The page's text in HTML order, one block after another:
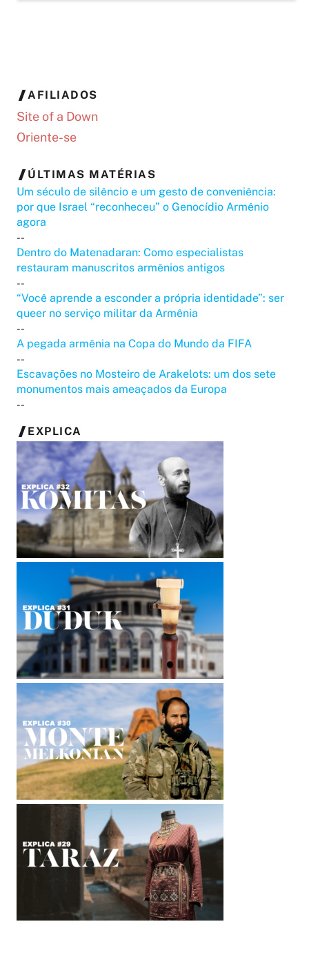
AFILIADOS
Site of a Down
Oriente-se
ÚLTIMAS MATÉRIAS
Um século de silêncio e um gesto de conveniência:
por que Israel “reconheceu” o Genocídio Armênio
agora
--
Dentro do Matenadaran: Como especialistas
restauram manuscritos armênios antigos
--
“Você aprende a esconder a própria identidade”: ser
queer no serviço militar da Armênia
--
A pegada armênia na Copa do Mundo da FIFA
--
Escavações no Mosteiro de Arakelots: um dos sete
monumentos mais ameaçados da Europa
--
EXPLICA